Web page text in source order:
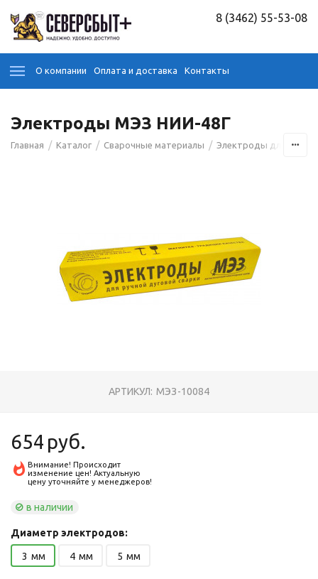
8 (3462) 55-53-08
О компании Оплата и доставка Контакты
Электроды МЭЗ НИИ-48Г
Главная / Каталог / Сварочные материалы / Электроды для сварки
АРТИКУЛ: МЭЗ-10084
654 руб.
Внимание! Происходит
изменение цен! Актуальную
цену уточняйте у менеджеров!
в наличии
Диаметр электродов:
3 мм 4 мм 5 мм